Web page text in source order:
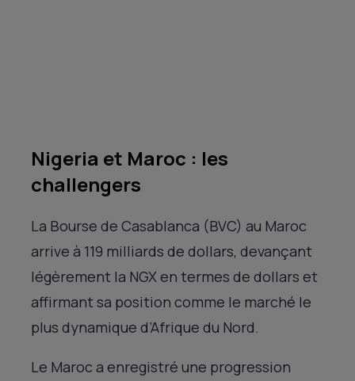
Nigeria et Maroc : les
challengers
La Bourse de Casablanca (BVC) au Maroc
arrive à 119 milliards de dollars, devançant
légèrement la NGX en termes de dollars et
affirmant sa position comme le marché le
plus dynamique d’Afrique du Nord.
Le Maroc a enregistré une progression